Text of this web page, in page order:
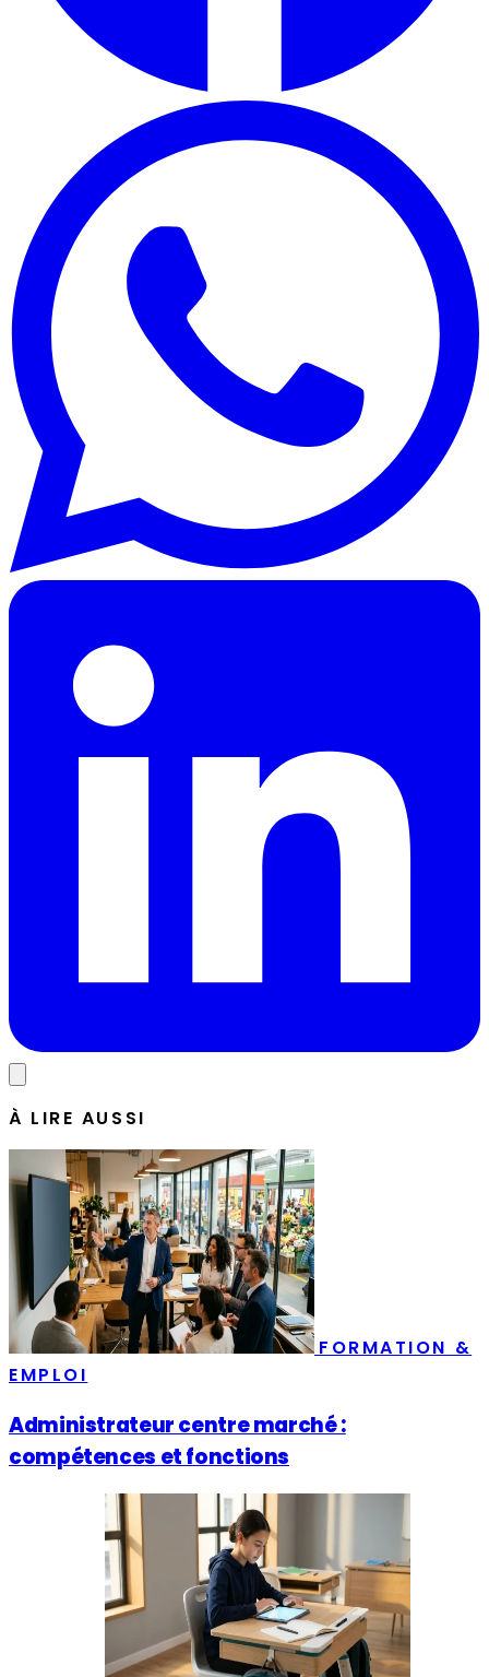
À LIRE AUSSI
FORMATION &
EMPLOI
Administrateur centre marché :
compétences et fonctions